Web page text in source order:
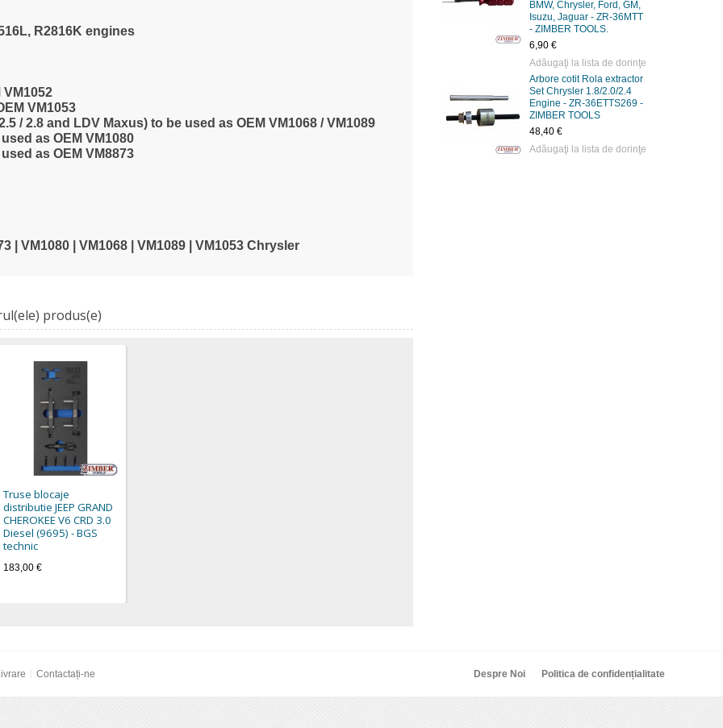
R2816K engines
VM1053
/ 2.8 and LDV Maxus) to be used as OEM VM1068 / VM1089
as OEM VM1080
as OEM VM8873
| VM1080 | VM1068 | VM1089 | VM1053 Chrysler
BMW, Chrysler, Ford, GM,
Isuzu, Jaguar - ZR-36MTT
- ZIMBER TOOLS.
6,90 €
Adăugaţi la lista de dorinţe
Arbore cotit Rola extractor
Set Chrysler 1.8/2.0/2.4
Engine - ZR-36ETTS269 -
ZIMBER TOOLS
48,40 €
Adăugaţi la lista de dorinţe
produs(e)
Truse blocaje
distributie JEEP GRAND
CHEROKEE V6 CRD 3.0
Diesel (9695) - BGS
technic
183,00 €
Contactați-ne Despre Noi Politica de confidențialitate